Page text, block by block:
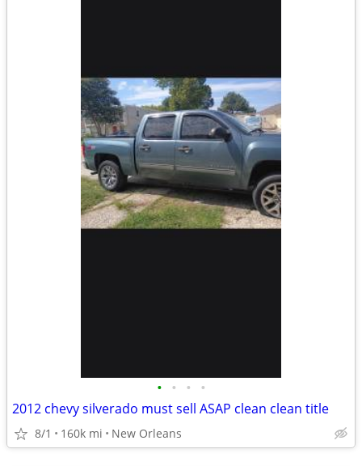
• • • •
2012 chevy silverado must sell ASAP clean clean title
8/1 160k mi New Orleans